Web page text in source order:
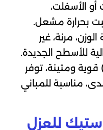
الأسفلت،
بحرارة مشعل.
مرنة، غير
للأسطح الجديدة.
اللدائن المطاطية (EPDM) قوية ومتينة، توفر
مناسبة للمباني
للعزل